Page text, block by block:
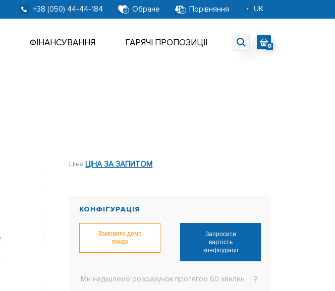
+38 (050) 44-44-184 0 Обране 0 Порівняння
UK
RU
EN
ФІНАНСУВАННЯ ГАРЯЧІ ПРОПОЗИЦІЇ 0
Ціна:ЦІНА ЗА ЗАПИТОМ
КОНФІГУРАЦІЯ
Замовити демо
показ
Запросити
вартість
конфігурації
Ми надішлемо розрахунок протягом 60 хвилин ?